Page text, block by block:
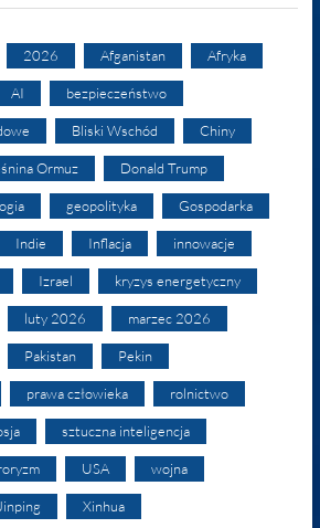
2026 Afganistan Afryka
AI bezpieczeństwo
Bliski Wschód Chiny
Ormuz Donald Trump
geopolityka Gospodarka
Indie Inflacja innowacje
Izrael kryzys energetyczny
luty 2026 marzec 2026
Pakistan Pekin
prawa człowieka rolnictwo
sztuczna inteligencja
USA wojna
Xinhua